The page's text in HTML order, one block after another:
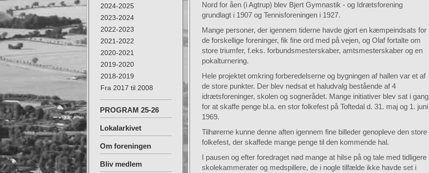
2024-2025
2023-2024
2022-2023
2021-2022
2020-2021
2019-2020
2018-2019
Fra 2017 til 2008
PROGRAM 25-26
Lokalarkivet
Om foreningen
Bliv medlem
Nord for åen (i Agtrup) blev Bjert Gymnastik - og Idrætsforening
grundlagt i 1907 og Tennisforeningen i 1927.
Mange personer, der igennem tiderne havde gjort en kæmpeindsats for
de forskellige foreninger, fik fine ord med på vejen, og Olaf fortalte om
store triumfer, f.eks. forbundsmesterskaber, amtsmesterskaber og en
pokalturnering.
Hele projektet omkring forberedelserne og bygningen af hallen var et af
de store punkter. Der blev nedsat et haludvalg bestående af 4
idrætsforeninger, skolen og sognerådet. Mange initiativer blev sat i gang
for at skaffe penge bl.a. en stor folkefest på Toftedal d. 31. maj og 1. juni
1969.
Tilhørerne kunne denne aften igennem fine billeder genopleve den store
folkefest, der skaffede mange penge til den kommende hal.
I pausen og efter foredraget nød mange at hilse på og tale med tidligere
skolekammerater og medspillere, de i nogle tilfælde ikke havde set i